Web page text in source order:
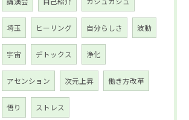
埼玉 ヒーリング 自分らしさ 波動
宇宙 デトックス 浄化
アセンション 次元上昇 働き方改革
悟り ストレス